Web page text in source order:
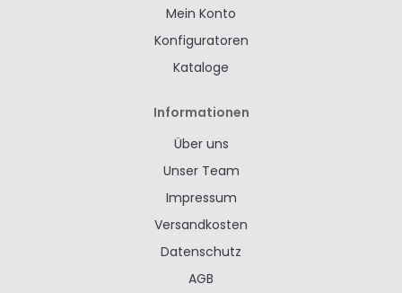
Mein Konto
Konfiguratoren
Kataloge
Informationen
Über uns
Unser Team
Impressum
Versandkosten
Datenschutz
AGB